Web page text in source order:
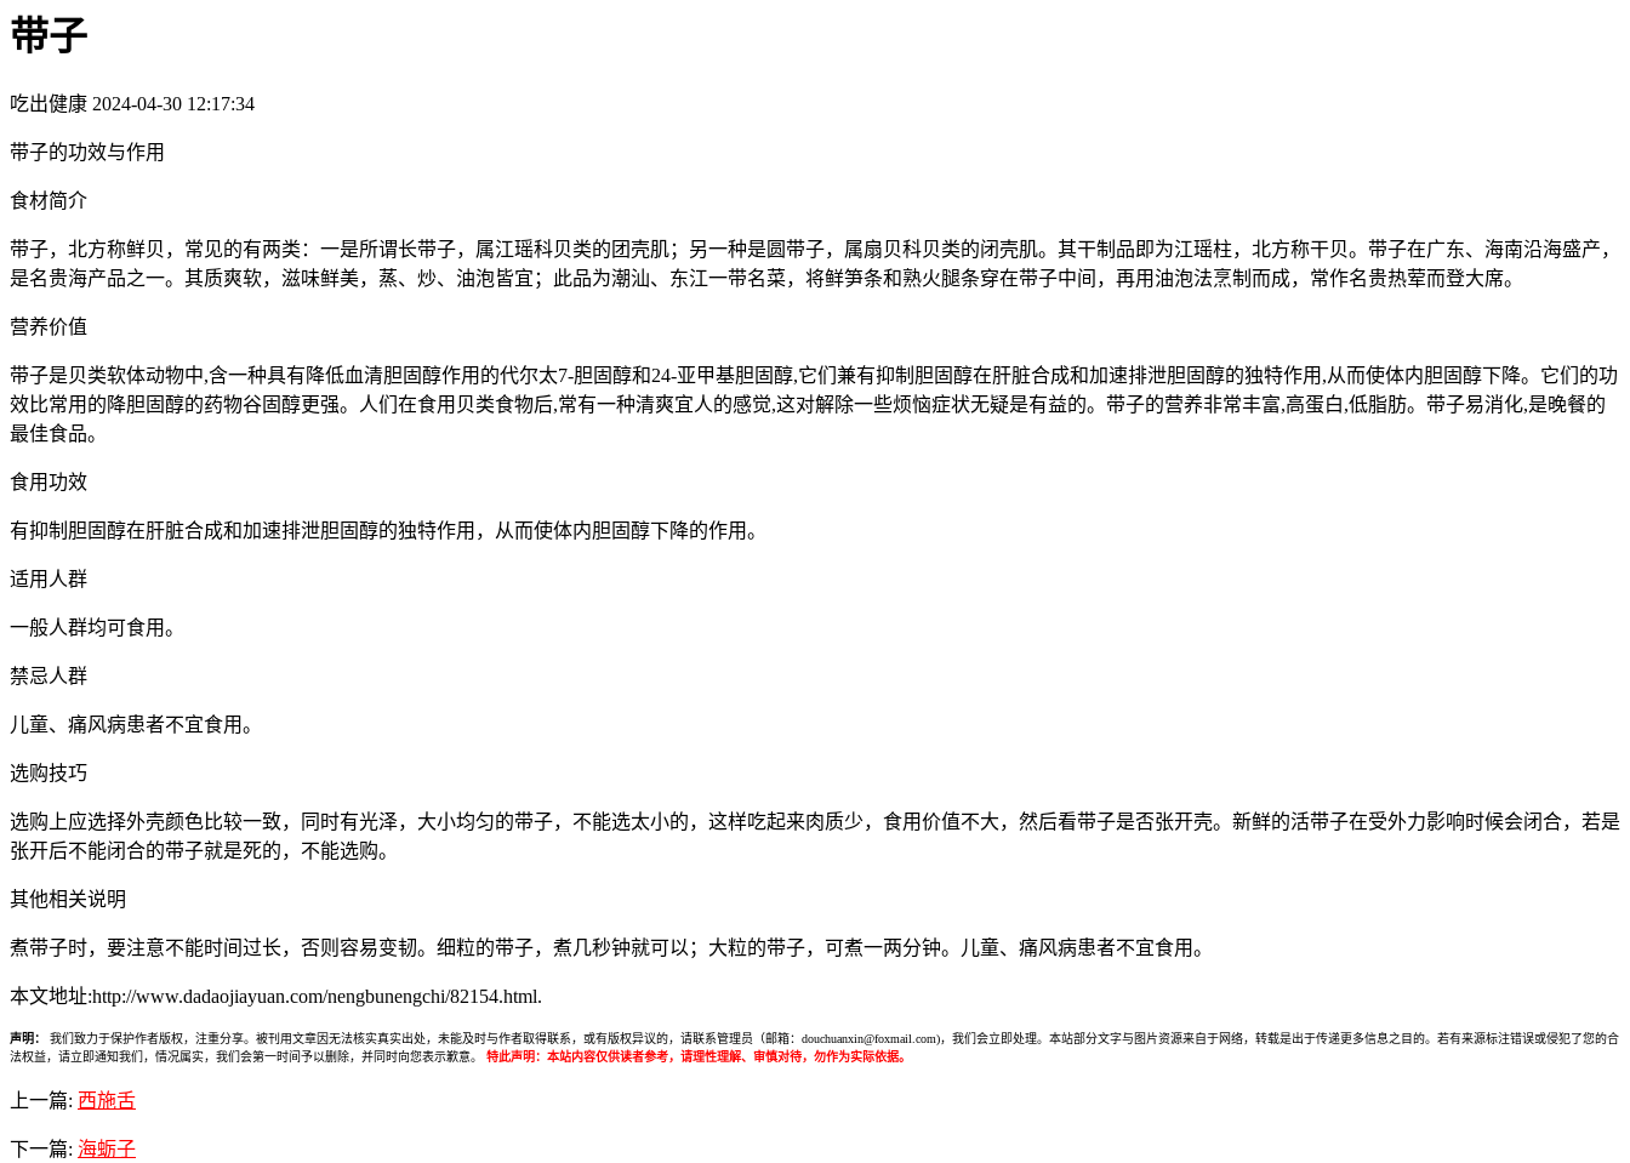
带子
吃出健康 2024-04-30 12:17:34
带子的功效与作用
食材简介
带子，北方称鲜贝，常见的有两类：一是所谓长带子，属江瑶科贝类的团壳肌；另一种是圆带子，属扇贝科贝类的闭壳肌。其干制品即为江瑶柱，北方称干贝。带子在广东、海南沿海盛产，
是名贵海产品之一。其质爽软，滋味鲜美，蒸、炒、油泡皆宜；此品为潮汕、东江一带名菜，将鲜笋条和熟火腿条穿在带子中间，再用油泡法烹制而成，常作名贵热荤而登大席。
营养价值
带子是贝类软体动物中,含一种具有降低血清胆固醇作用的代尔太7-胆固醇和24-亚甲基胆固醇,它们兼有抑制胆固醇在肝脏合成和加速排泄胆固醇的独特作用,从而使体内胆固醇下降。它们的功
效比常用的降胆固醇的药物谷固醇更强。人们在食用贝类食物后,常有一种清爽宜人的感觉,这对解除一些烦恼症状无疑是有益的。带子的营养非常丰富,高蛋白,低脂肪。带子易消化,是晚餐的
最佳食品。
食用功效
有抑制胆固醇在肝脏合成和加速排泄胆固醇的独特作用，从而使体内胆固醇下降的作用。
适用人群
一般人群均可食用。
禁忌人群
儿童、痛风病患者不宜食用。
选购技巧
选购上应选择外壳颜色比较一致，同时有光泽，大小均匀的带子，不能选太小的，这样吃起来肉质少，食用价值不大，然后看带子是否张开壳。新鲜的活带子在受外力影响时候会闭合，若是
张开后不能闭合的带子就是死的，不能选购。
其他相关说明
煮带子时，要注意不能时间过长，否则容易变韧。细粒的带子，煮几秒钟就可以；大粒的带子，可煮一两分钟。儿童、痛风病患者不宜食用。
本文地址:http://www.dadaojiayuan.com/nengbunengchi/82154.html.
声明：
我们致力于保护作者版权，注重分享。被刊用文章因无法核实真实出处，未能及时与作者取得联系，或有版权异议的，请联系管理员（邮箱：douchuanxin@foxmail.com)，我们会立即处理。本站部分文字与图片资源来自于网络，转载是出于传递更多信息之目的。若有来源标注错误或侵犯了您的合
法权益，请立即通知我们，情况属实，我们会第一时间予以删除，并同时向您表示歉意。
特此声明：本站内容仅供读者参考，请理性理解、审慎对待，勿作为实际依据。
上一篇: 西施舌
下一篇: 海蛎子